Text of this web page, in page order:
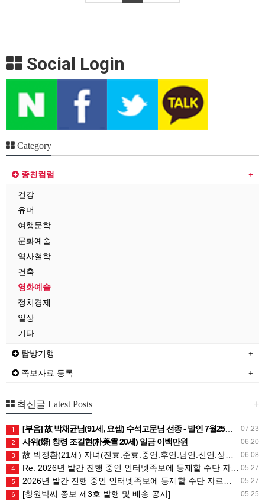
Social Login
Category
종친컴럼
건강
유머
여행문학
문화예술
역사철학
건축
영화예술
정치경제
일상
기타
탐방기행
족보자료 등록
+
최신글 Latest Posts
07.23
1 [부음] 故 박채균님(91세, 요셉) 수석고문님 선종 - 발인 7월25일 (토) 05시
06.20
2 사위(婿) 창령 조길현(朴美雪 20세) 일금 이백만원
06.08
3 故 박정환(21세) 자녀(진효.준효.중언.후언.남언.신언.상희) 일금 일백만원
05.27
4 Re: 2026년 발간 진행 중인 인터넷족보에 등재할 수단 자료는 무엇인가요?
05.27
5 2026년 발간 진행 중인 인터넷족보에 등재할 수단 자료는 무엇인가요?
05.25
6 [창원박씨 종보 제3호 발행 및 배송 공지]